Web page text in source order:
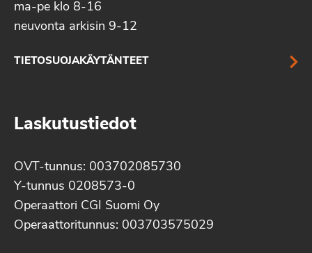
ma-pe klo 8-16
neuvonta arkisin 9-12
TIETOSUOJAKÄYTÄNTEET
Laskutustiedot
OVT-tunnus: 003702085730
Y-tunnus 0208573-0
Operaattori CGI Suomi Oy
Operaattoritunnus: 003703575029